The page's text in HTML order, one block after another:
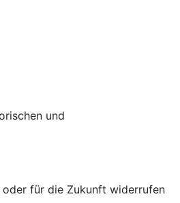
und
für die Zukunft widerrufen